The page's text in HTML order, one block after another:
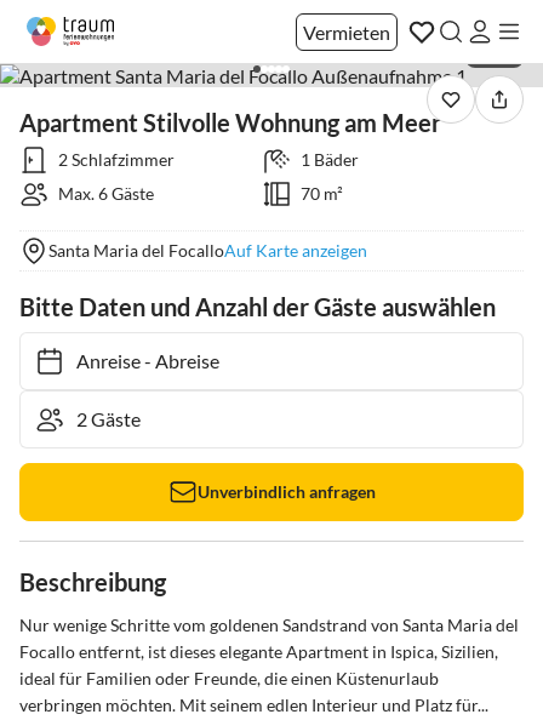
Vermieten
Apartment Stilvolle Wohnung am Meer
2 Schlafzimmer
1 Bäder
Max. 6 Gäste
70 m²
Santa Maria del FocalloAuf Karte anzeigen
Bitte Daten und Anzahl der Gäste auswählen
Anreise- Abreise
Unverbindlich anfragen
Beschreibung
Nur wenige Schritte vom goldenen Sandstrand von Santa Maria del
Focallo entfernt, ist dieses elegante Apartment in Ispica, Sizilien,
ideal für Familien oder Freunde, die einen Küstenurlaub
verbringen möchten. Mit seinem edlen Interieur und Platz für...